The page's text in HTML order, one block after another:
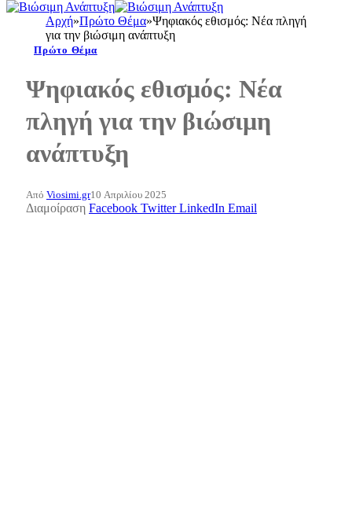
Αρχή»Πρώτο Θέμα»Ψηφιακός εθισμός: Νέα πληγή
για την βιώσιμη ανάπτυξη
Πρώτο Θέμα
Ψηφιακός εθισμός: Νέα
πληγή για την βιώσιμη
ανάπτυξη
Από Viosimi.gr10 Απριλίου 2025
Διαμοίραση Facebook Twitter LinkedIn Email